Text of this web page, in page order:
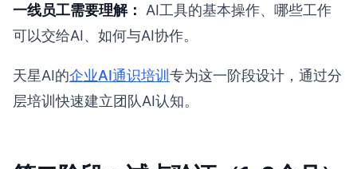
一线员工需要理解：
AI工具的基本操作、哪些工作
可以交给AI、如何与AI协作。
天星AI的企业AI通识培训 专为这一阶段设计，通过分
层培训快速建立团队AI认知。